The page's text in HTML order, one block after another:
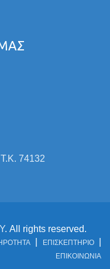
74132
. All rights reserved.
ΕΠΙΣΚΕΠΤΗΡΙΟ
ΕΠΙΚΟΙΝΩΝΙΑ